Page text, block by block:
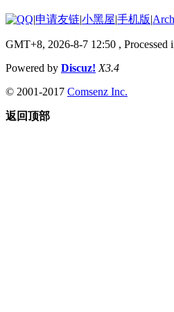
|申请友链|小黑屋|手机版|
GMT+8, 2026-8-7 12:50 , Processed
Powered by Discuz! X3.4
© 2001-2017 Comsenz Inc.
返回顶部